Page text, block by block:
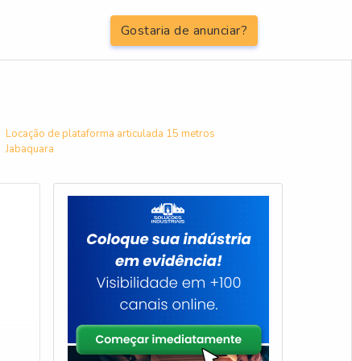
Gostaria de anunciar?
Locação de plataforma articulada 15 metros
Jabaquara